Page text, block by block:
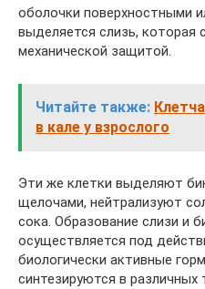
оболочки поверхностными
выделяется слизь, которая
механической защитой.
Читайте также:
в кале у взрослого
Эти же клетки выделяют
щелочами, нейтрализуют
сока. Образование слизи и
осуществляется под
биологически активные
синтезируются в различных